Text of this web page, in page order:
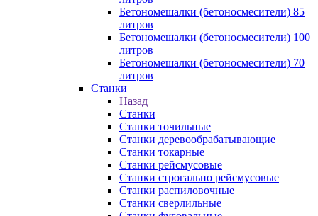
Бетономешалки (бетоносмесители) 85
литров
Бетономешалки (бетоносмесители) 100
литров
Бетономешалки (бетоносмесители) 70
литров
Станки
Назад
Станки
Станки точильные
Станки деревообрабатывающие
Станки токарные
Станки рейсмусовые
Станки строгально рейсмусовые
Станки распиловочные
Станки сверлильные